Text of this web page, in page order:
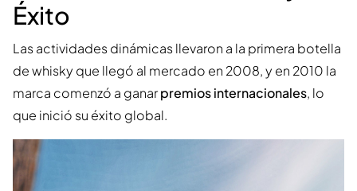
Éxito
Las actividades dinámicas llevaron a la primera botella
de whisky que llegó al mercado en 2008, y en 2010 la
marca comenzó a ganarpremios internacionales, lo
que inició su éxito global.